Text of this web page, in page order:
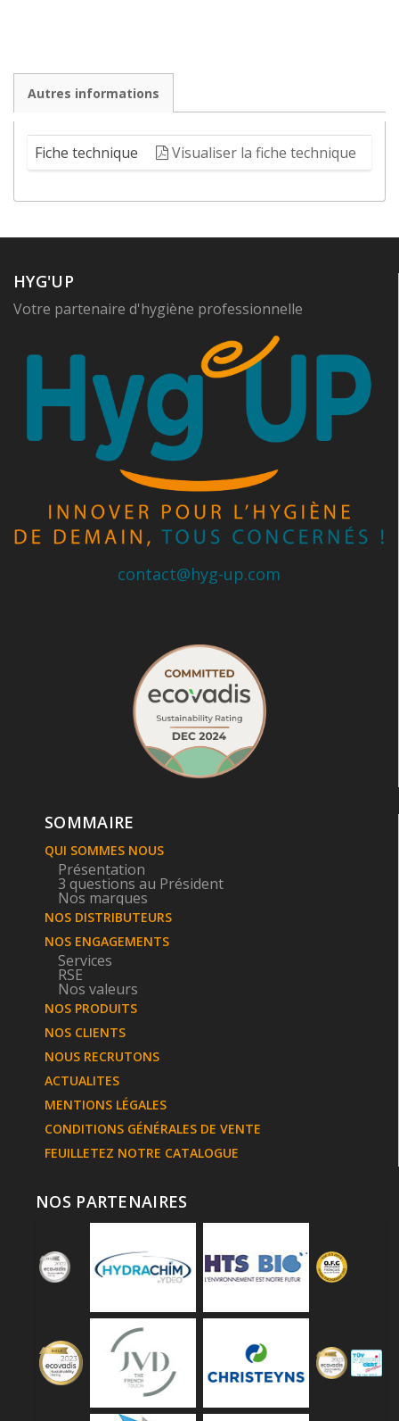
Autres informations
Fiche technique Visualiser la fiche technique
HYG'UP
Votre partenaire d'hygiène professionnelle
contact@hyg-up.com
SOMMAIRE
QUI SOMMES NOUS
Présentation
3 questions au Président
Nos marques
NOS DISTRIBUTEURS
NOS ENGAGEMENTS
Services
RSE
Nos valeurs
NOS PRODUITS
NOS CLIENTS
NOUS RECRUTONS
ACTUALITES
MENTIONS LÉGALES
CONDITIONS GÉNÉRALES DE VENTE
FEUILLETEZ NOTRE CATALOGUE
NOS PARTENAIRES